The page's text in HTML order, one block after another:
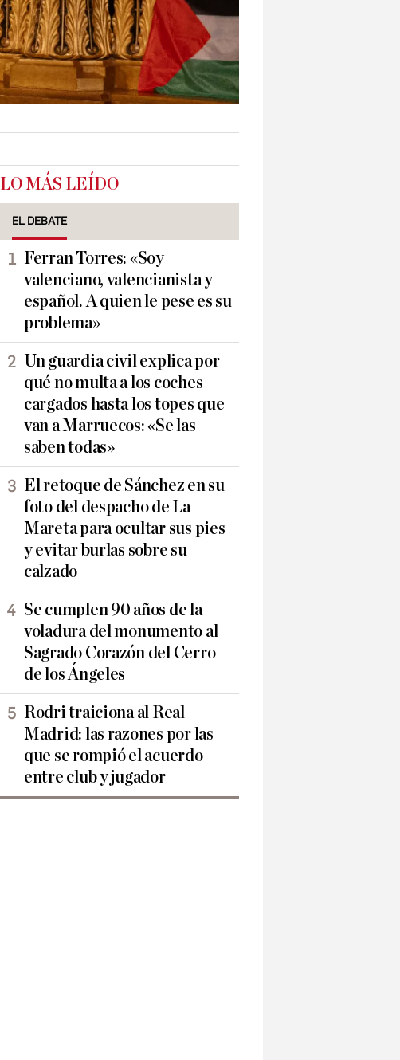
LO MÁS LEÍDO
EL DEBATE
Ferran Torres: «Soy
valenciano, valencianista y
español. A quien le pese es su
problema»
Un guardia civil explica por
qué no multa a los coches
cargados hasta los topes que
van a Marruecos: «Se las
saben todas»
El retoque de Sánchez en su
foto del despacho de La
Mareta para ocultar sus pies
y evitar burlas sobre su
calzado
Se cumplen 90 años de la
voladura del monumento al
Sagrado Corazón del Cerro
de los Ángeles
Rodri traiciona al Real
Madrid: las razones por las
que se rompió el acuerdo
entre club y jugador